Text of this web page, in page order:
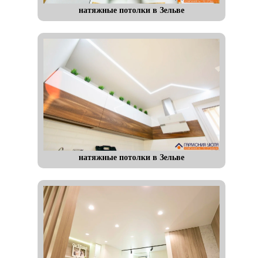
натяжные потолки в Зельве
натяжные потолки в Зельве